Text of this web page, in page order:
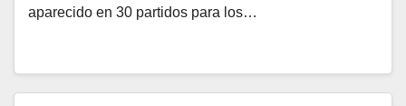
aparecido en 30 partidos para los…